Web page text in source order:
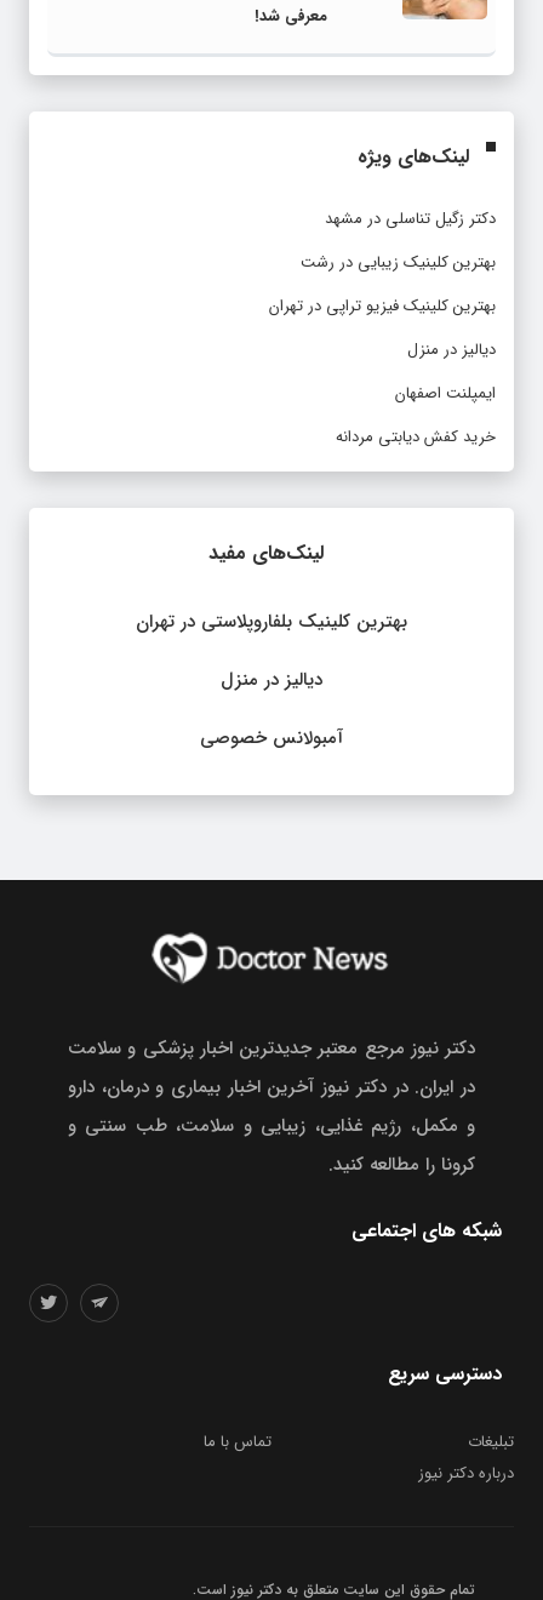
معرفی شد!
لینک‌های ویژه
دکتر زگیل تناسلی در مشهد
بهترین کلینیک زیبایی در رشت
بهترین کلینیک فیزیو تراپی در تهران
دیالیز در منزل
ایمپلنت اصفهان
خرید کفش دیابتی مردانه
لینک‌های مفید
بهترین کلینیک بلفاروپلاستی در تهران
دیالیز در منزل
آمبولانس خصوصی
دکتر نیوز مرجع معتبر جدیدترین اخبار پزشکی و سلامت
در ایران. در دکتر نیوز آخرین اخبار بیماری و درمان، دارو
و مکمل، رژیم غذایی، زیبایی و سلامت، طب سنتی و
کرونا را مطالعه کنید.
شبکه های اجتماعی
دسترسی سریع
تبلیغات
تماس با ما
درباره دکتر نیوز
تمام حقوق این سایت متعلق به دکتر نیوز است.